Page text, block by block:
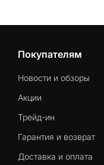
Покупателям
Новости и обзоры
Акции
Трейд-ин
Гарантия и возврат
Доставка и оплата